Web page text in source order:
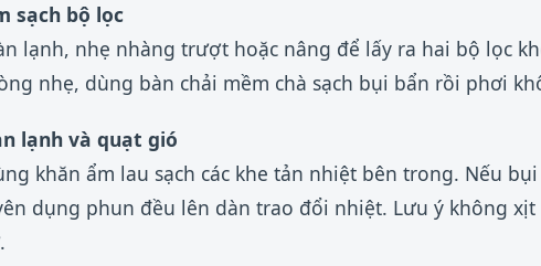
sạch bộ lọc
lạnh, nhẹ nhàng trượt hoặc nâng để lấy ra hai bộ lọc
nhẹ, dùng bàn chải mềm chà sạch bụi bẩn rồi phơi
lạnh và quạt gió
khăn ẩm lau sạch các khe tản nhiệt bên trong. Nếu
dụng phun đều lên dàn trao đổi nhiệt. Lưu ý không